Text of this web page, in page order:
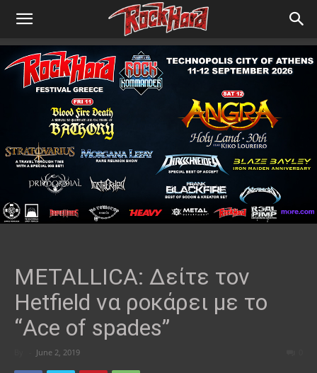
METALLICA: Δείτε τον
Hetfield να ροκάρει με το
“Ace of spades”
June 2, 2019